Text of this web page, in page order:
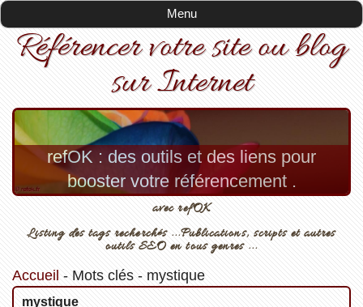
Menu
Référencer votre site ou blog
sur Internet
refOK : des outils et des liens pour
booster votre référencement .
avec refOK
Listing des tags recherchés ...Publications, scripts et autres
outils SEO en tous genres ...
Accueil - Mots clés- mystique
mystique